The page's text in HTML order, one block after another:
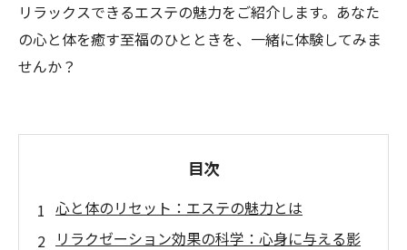
リラックスできるエステの魅力をご紹介します。あなた
の心と体を癒す至福のひとときを、一緒に体験してみま
せんか？
目次
心と体のリセット：エステの魅力とは
リラクゼーション効果の科学：心身に与える影